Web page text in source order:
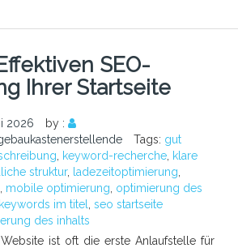
SEO-
Ihrer Startseite
2026
by :
Tags: gut
keyword-recherche klare
struktur, ladezeitoptimierung
mobile optimierung optimierung des
im titel
seo startseite
des inhalts
Website ist oft die erste Anlaufstelle für